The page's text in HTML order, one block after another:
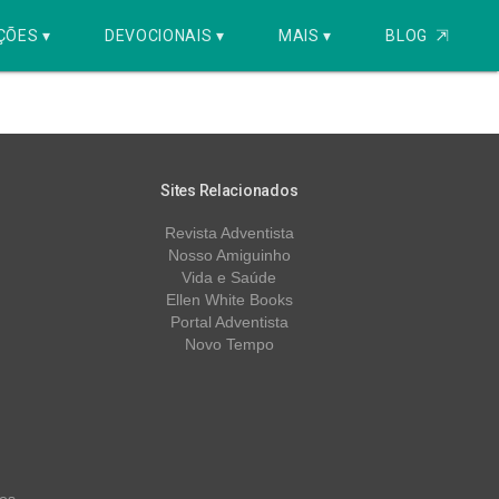
▾ DEVOCIONAIS ▾ MAIS ▾ BLOG ⇱
Sites Relacionados
Revista Adventista
Nosso Amiguinho
Vida e Saúde
Ellen White Books
Portal Adventista
Novo Tempo